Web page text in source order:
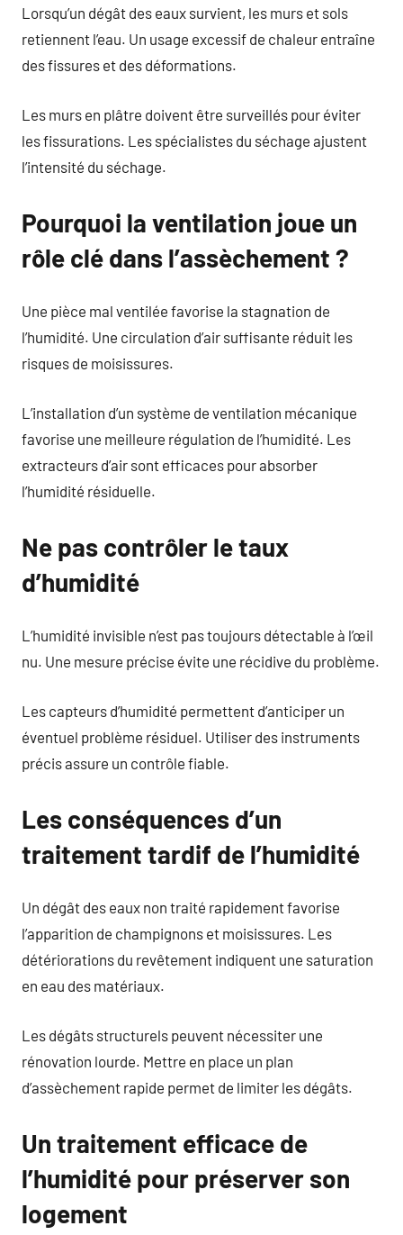
Lorsqu’un dégât des eaux survient, les murs et sols
retiennent l’eau. Un usage excessif de chaleur entraîne
des fissures et des déformations.
Les murs en plâtre doivent être surveillés pour éviter
les fissurations. Les spécialistes du séchage ajustent
l’intensité du séchage.
Pourquoi la ventilation joue un
rôle clé dans l’assèchement ?
Une pièce mal ventilée favorise la stagnation de
l’humidité. Une circulation d’air suffisante réduit les
risques de moisissures.
L’installation d’un système de ventilation mécanique
favorise une meilleure régulation de l’humidité. Les
extracteurs d’air sont efficaces pour absorber
l’humidité résiduelle.
Ne pas contrôler le taux
d’humidité
L’humidité invisible n’est pas toujours détectable à l’œil
nu. Une mesure précise évite une récidive du problème.
Les capteurs d’humidité permettent d’anticiper un
éventuel problème résiduel. Utiliser des instruments
précis assure un contrôle fiable.
Les conséquences d’un
traitement tardif de l’humidité
Un dégât des eaux non traité rapidement favorise
l’apparition de champignons et moisissures. Les
détériorations du revêtement indiquent une saturation
en eau des matériaux.
Les dégâts structurels peuvent nécessiter une
rénovation lourde. Mettre en place un plan
d’assèchement rapide permet de limiter les dégâts.
Un traitement efficace de
l’humidité pour préserver son
logement